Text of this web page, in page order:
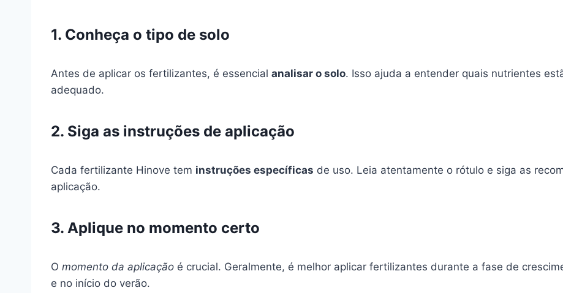
1. Conheça o tipo de solo
Antes de aplicar os fertilizantes, é essencial analisar o solo. Isso ajuda a entender quais nutrientes
adequado.
2. Siga as instruções de aplicação
Cada fertilizante Hinove tem instruções específicas de uso. Leia atentamente o rótulo e siga as
aplicação.
3. Aplique no momento certo
O momento da aplicação é crucial. Geralmente, é melhor aplicar fertilizantes durante a fase de
e no início do verão.